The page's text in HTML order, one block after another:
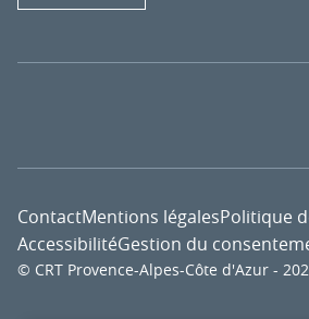
© CRT Provence-Alpes-Côte d'Azur -
ContactMentions légalesPolitique
AccessibilitéGestion du